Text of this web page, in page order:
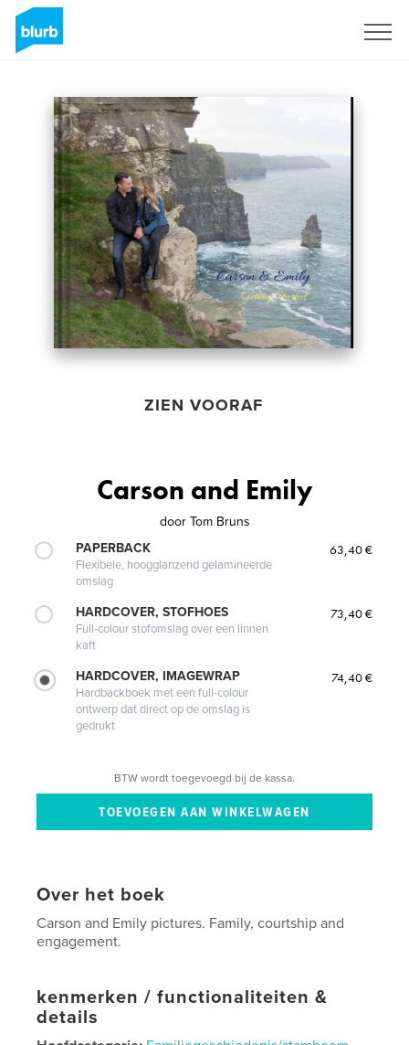
ZIEN VOORAF
Carson and Emily
door Tom Bruns
PAPERBACK
Flexibele, hoogglanzend gelamineerde
omslag
63,40 €
HARDCOVER, STOFHOES
Full-colour stofomslag over een linnen
kaft
73,40 €
HARDCOVER, IMAGEWRAP
Hardbackboek met een full-colour
ontwerp dat direct op de omslag is
gedrukt
74,40 €
BTW wordt toegevoegd bij de kassa.
Over het boek
Carson and Emily pictures. Family, courtship and
engagement.
kenmerken / functionaliteiten &
details